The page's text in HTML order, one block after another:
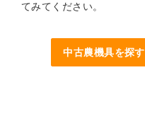
てみてください。
中古農機具を探す